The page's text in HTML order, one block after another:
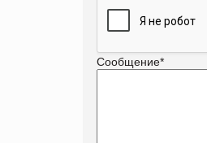
Сообщение*